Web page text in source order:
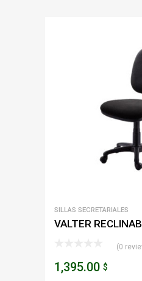
SILLAS SECRETARIALES
VALTER
(0
1,395.00 $